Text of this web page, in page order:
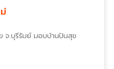
จ.บุรีรัมย์ มอบบ้านปันสุข